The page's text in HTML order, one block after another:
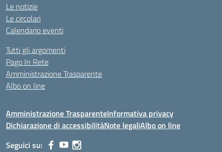
Le notizie
Le circolari
Calendario eventi
Tutti gli argomenti
Pago In Rete
Amministrazione Trasparente
Albo on line
Amministrazione TrasparenteInformativa privacy
Dichiarazione di accessibilitàNote legaliAlbo on line
Seguici su: